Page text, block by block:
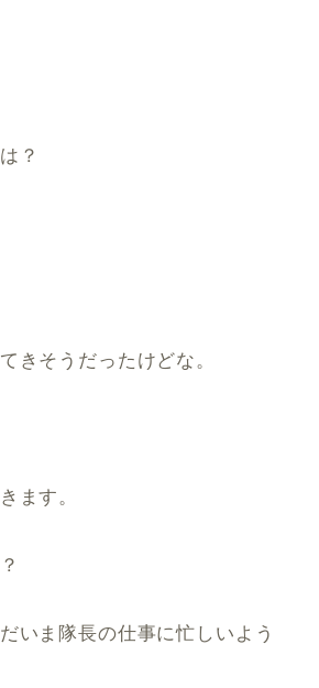
？
きそうだったけどな。
ます。
いま隊長の仕事に忙しいよう